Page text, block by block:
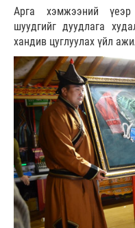
Арга хэмжээний үеэр
шуудгийг дуудлага
хандив цуглуулах үйл